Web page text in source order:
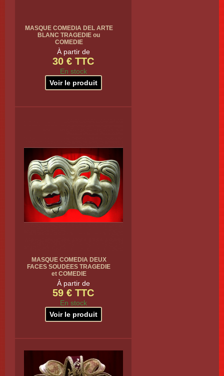
MASQUE COMEDIA DEL ARTE
BLANC TRAGEDIE ou
COMEDIE
À partir de
30 € TTC
En stock
Voir le produit
MASQUE COMEDIA DEUX
FACES SOUDEES TRAGEDIE
et COMEDIE
À partir de
59 € TTC
En stock
Voir le produit